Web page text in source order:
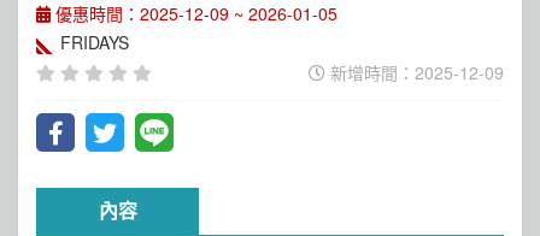
優惠時間：2025-12-09 ~ 2026-01-05
FRIDAYS
新增時間：2025-12-09
內容